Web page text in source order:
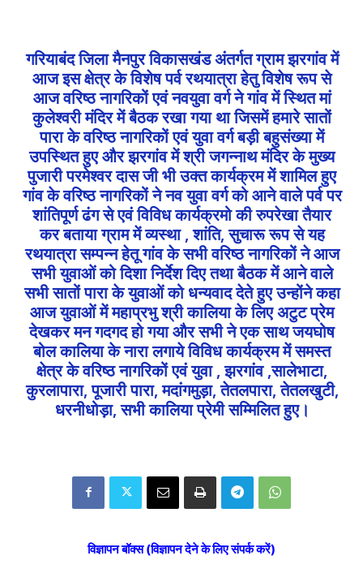
गरियाबंद जिला मैनपुर विकासखंड अंतर्गत ग्राम झरगांव में
आज इस क्षेत्र के विशेष पर्व रथयात्रा हेतु विशेष रूप से
आज वरिष्ठ नागरिकों एवं नवयुवा वर्ग ने गांव में स्थित मां
कुलेश्वरी मंदिर में बैठक रखा गया था जिसमें हमारे सातों
पारा के वरिष्ठ नागरिकों एवं युवा वर्ग बड़ी बहुसंख्या में
उपस्थित हुए और झरगांव में श्री जगन्नाथ मंदिर के मुख्य
पुजारी परमेश्वर दास जी भी उक्त कार्यक्रम में शामिल हुए
गांव के वरिष्ठ नागरिकों ने नव युवा वर्ग को आने वाले पर्व पर
शांतिपूर्ण ढंग से एवं विविध कार्यक्रमो की रुपरेखा तैयार
कर बताया ग्राम में व्यस्था , शांति, सुचारू रूप से यह
रथयात्रा सम्पन्न हेतू गांव के सभी वरिष्ठ नागरिकों ने आज
सभी युवाओं को दिशा निर्देश दिए तथा बैठक में आने वाले
सभी सातों पारा के युवाओं को धन्यवाद देते हुए उन्होंने कहा
आज युवाओं में महाप्रभु श्री कालिया के लिए अटुट प्रेम
देखकर मन गदगद हो गया और सभी ने एक साथ जयघोष
बोल कालिया के नारा लगाये विविध कार्यक्रम में समस्त
क्षेत्र के वरिष्ठ नागरिकों एवं युवा , झरगांव ,सालेभाटा,
कुरलापारा, पूजारी पारा, मदांगमुड़ा, तेतलपारा, तेतलखुटी,
धरनीधोड़ा, सभी कालिया प्रेमी सम्मिलित हुए।
विज्ञापन बॉक्स (विज्ञापन देने के लिए संपर्क करें)